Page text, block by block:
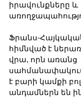
իրավունքները և
Ֆրանս-
հիմնված է
վրա, որն առանց
է բարի կամքի
անդամներն են